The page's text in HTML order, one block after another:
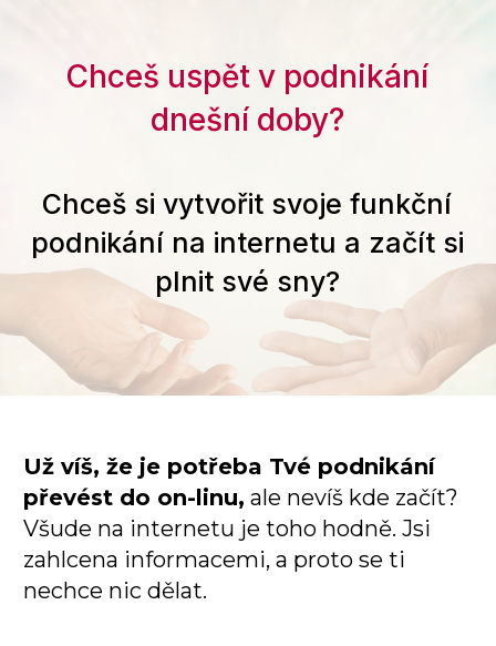
Chceš uspět v podnikání
dnešní doby?
Chceš si vytvořit svoje funkční
podnikání na internetu a začít si
plnit své sny?
Už víš, že je potřeba Tvé podnikání
převést do on-linu, ale nevíš kde začít?
Všude na internetu je toho hodně. Jsi
zahlcena informacemi, a proto se ti
nechce nic dělat.